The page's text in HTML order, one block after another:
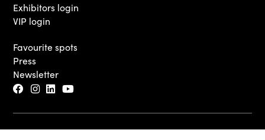
Exhibitors login
VIP login
Favourite spots
Press
Newsletter